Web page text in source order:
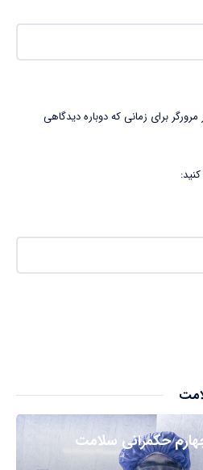
برای زمانی که دوباره دیدگاهی
حکمرانی سلامت